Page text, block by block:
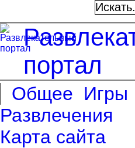
портал
Общее Игры
Развлечения
Карта сайта